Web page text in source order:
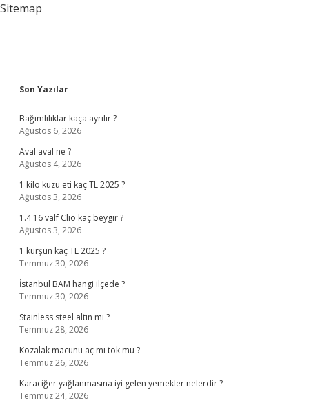
Sitemap
Sidebar
Son Yazılar
Bağımlılıklar kaça ayrılır ?
Ağustos 6, 2026
Aval aval ne ?
Ağustos 4, 2026
1 kilo kuzu eti kaç TL 2025 ?
Ağustos 3, 2026
1.4 16 valf Clio kaç beygir ?
Ağustos 3, 2026
1 kurşun kaç TL 2025 ?
Temmuz 30, 2026
İstanbul BAM hangi ilçede ?
Temmuz 30, 2026
Stainless steel altın mı ?
Temmuz 28, 2026
Kozalak macunu aç mı tok mu ?
Temmuz 26, 2026
Karaciğer yağlanmasına iyi gelen yemekler nelerdir ?
Temmuz 24, 2026